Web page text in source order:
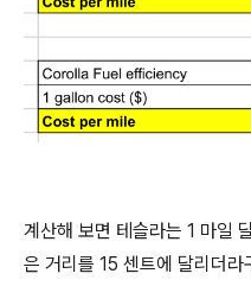
계산해 보면 테슬라는 1 마일
은 거리를 15 센트에 달리더라